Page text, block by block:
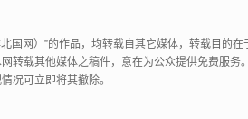
国网）”的作品，均转载自其它媒体，转载目的
转载其他媒体之稿件，意在为公众提供免费服务
况可立即将其撤除。